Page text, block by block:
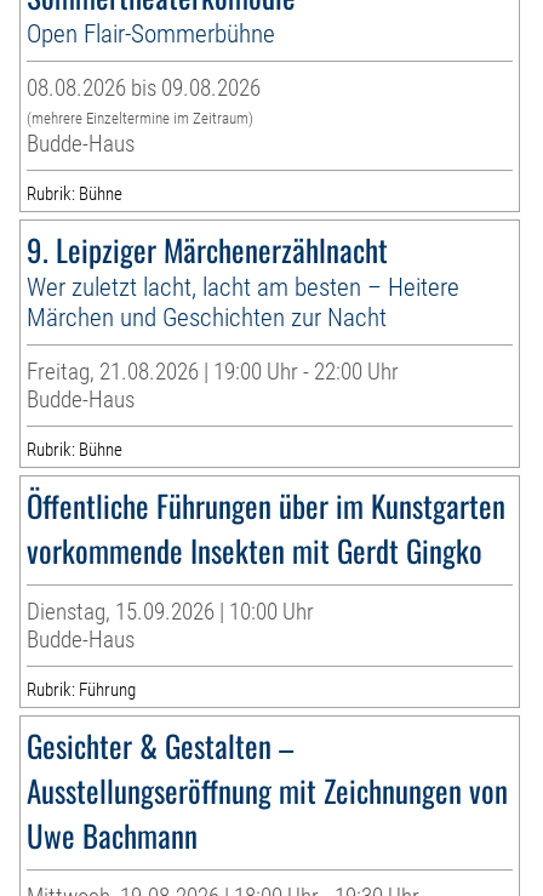
Open Flair-Sommerbühne
08.08.2026 bis 09.08.2026
(mehrere Einzeltermine im Zeitraum)
Budde-Haus
Rubrik: Bühne
9. Leipziger Märchenerzählnacht
Wer zuletzt lacht, lacht am besten – Heitere
Märchen und Geschichten zur Nacht
Freitag, 21.08.2026 | 19:00 Uhr - 22:00 Uhr
Budde-Haus
Rubrik: Bühne
Öffentliche Führungen über im Kunstgarten
vorkommende Insekten mit Gerdt Gingko
Dienstag, 15.09.2026 | 10:00 Uhr
Budde-Haus
Rubrik: Führung
Gesichter & Gestalten –
Ausstellungseröffnung mit Zeichnungen von
Uwe Bachmann